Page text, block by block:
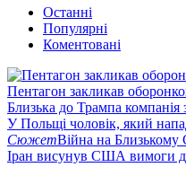
Останні
Популярні
Коментовані
Пентагон закликав
Близька до Трампа компанія
У Польщі чоловік, який
СюжетВійна на Близькому
Іран висунув США вимоги